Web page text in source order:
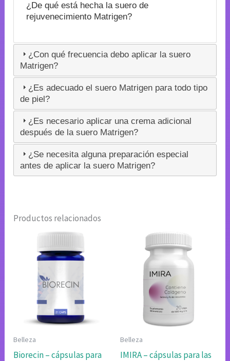
¿De qué está hecha la suero de
rejuvenecimiento Matrigen?
¿Con qué frecuencia debo aplicar la suero
Matrigen?
¿Es adecuado el suero Matrigen para todo tipo
de piel?
¿Es necesario aplicar una crema adicional
después de la suero Matrigen?
¿Se necesita alguna preparación especial
antes de aplicar la suero Matrigen?
Productos relacionados
Belleza
Biorecin – cápsulas para
Belleza
IMIRA – cápsulas para las